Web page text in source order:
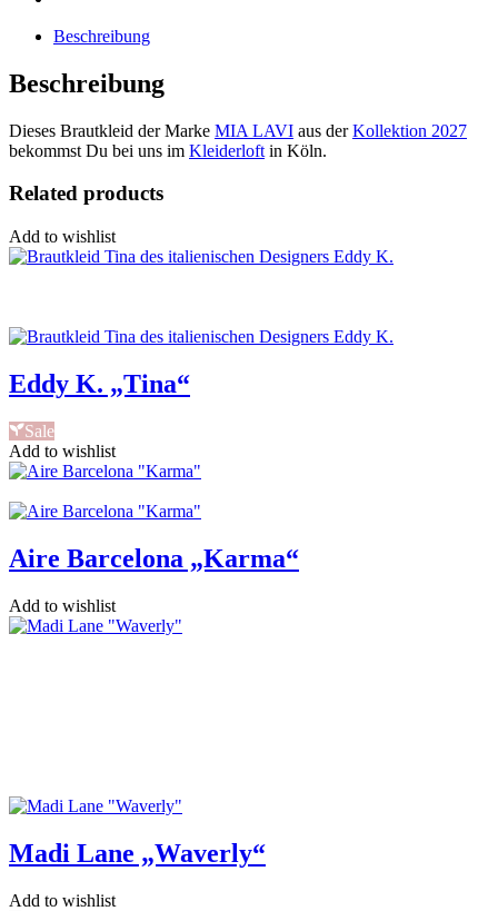
Beschreibung
Beschreibung
Dieses Brautkleid der Marke MIA LAVI aus derKollektion 2027
bekommst Du bei uns im Kleiderloft in Köln.
Related products
Add to wishlist
Eddy K. „Tina“
Sale
Add to wishlist
Aire Barcelona „Karma“
Add to wishlist
Madi Lane „Waverly“
Add to wishlist